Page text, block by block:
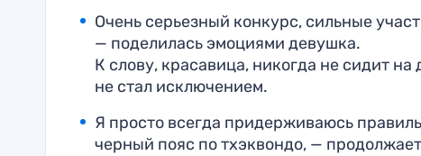
Очень серьезный конкурс, сильные
— поделилась эмоциями девушка.
К слову, красавица, никогда не сидит
не стал исключением.
Я просто всегда придерживаюсь
черный пояс по тхэквондо, —